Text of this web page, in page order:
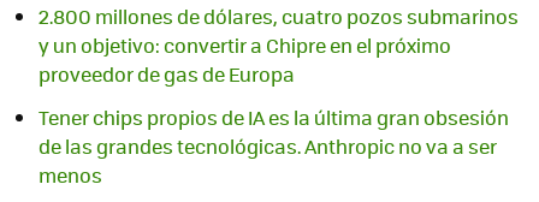
2.800 millones de dólares, cuatro pozos submarinos
y un objetivo: convertir a Chipre en el próximo
proveedor de gas de Europa
Tener chips propios de IA es la última gran obsesión
de las grandes tecnológicas. Anthropic no va a ser
menos